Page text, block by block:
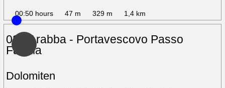
00:50 hours 47 m 329 m 1,4 km
03 - Arabba - Portavescovo Passo
Fadaia
Dolomiten